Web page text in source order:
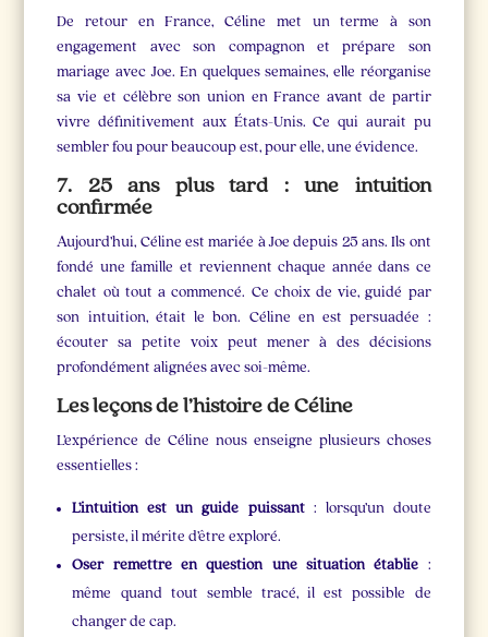
De retour en France, Céline met un terme à son
engagement avec son compagnon et prépare son
mariage avec Joe. En quelques semaines, elle réorganise
sa vie et célèbre son union en France avant de partir
vivre définitivement aux États-Unis. Ce qui aurait pu
sembler fou pour beaucoup est, pour elle, une évidence.
7. 25 ans plus tard : une intuition
confirmée
Aujourd’hui, Céline est mariée à Joe depuis 25 ans. Ils ont
fondé une famille et reviennent chaque année dans ce
chalet où tout a commencé. Ce choix de vie, guidé par
son intuition, était le bon. Céline en est persuadée :
écouter sa petite voix peut mener à des décisions
profondément alignées avec soi-même.
Les leçons de l’histoire de Céline
L’expérience de Céline nous enseigne plusieurs choses
essentielles :
L’intuition est un guide puissant: lorsqu’un doute
persiste, il mérite d’être exploré.
Oser remettre en question une situation établie :
même quand tout semble tracé, il est possible de
changer de cap.